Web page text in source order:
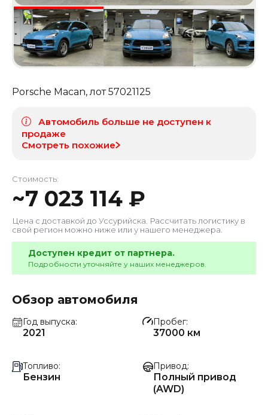
Porsche Macan, лот57021125
Автомобиль больше не доступен к
продаже
Смотреть похожие
Стоимость:
~7 023 114 ₽
Цена с доставкой до Уссурийска . Рассчитать логистику в
свой регион можно ниже или у нашего менеджера.
Доступен кредит от партнера.
Подробности уточняйте у наших менеджеров.
Обзор автомобиля
Год выпуска
2021
Пробег
37000 км
Топливо
Бензин
Привод
Полный привод
(AWD)